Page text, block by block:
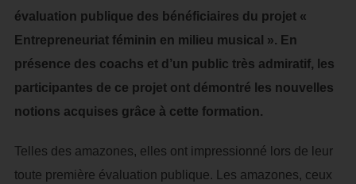
évaluation publique des bénéficiaires du projet «
Entrepreneuriat féminin en milieu musical ». En
présence des coachs et d’un public très admiratif, les
participantes de ce projet ont démontré les nouvelles
notions acquises grâce à cette formation.
Telles des amazones, elles ont impressionné lors de leur
toute première évaluation publique. Les amazones, ceux